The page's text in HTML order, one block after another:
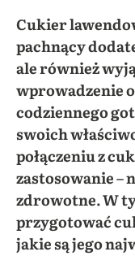
Cukier
pachnący
ale również
wprowadzenie
codziennego
swoich
połączeniu z
zastosowanie –
zdrowotne. W
przygotować
jakie są jego